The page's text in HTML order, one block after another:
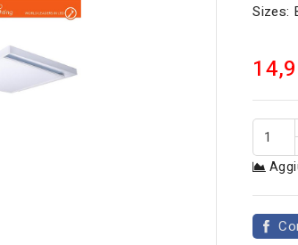
Sizes: